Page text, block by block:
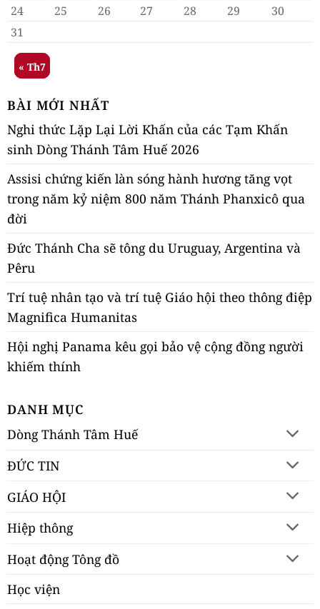
24
25 26 27 28 29
30
31
« Th7
BÀI MỚI NHẤT
Nghi thức Lặp Lại Lời Khấn của các Tạm Khấn
sinh Dòng Thánh Tâm Huế 2026
Assisi chứng kiến làn sóng hành hương tăng vọt
trong năm kỷ niệm 800 năm Thánh Phanxicô qua
đời
Đức Thánh Cha sẽ tông du Uruguay, Argentina và
Pêru
Trí tuệ nhân tạo và trí tuệ Giáo hội theo thông điệp
Magnifica Humanitas
Hội nghị Panama kêu gọi bảo vệ cộng đồng người
khiếm thính
DANH MỤC
Dòng Thánh Tâm Huế
ĐỨC TIN
GIÁO HỘI
Hiệp thông
Hoạt động Tông đồ
Học viện